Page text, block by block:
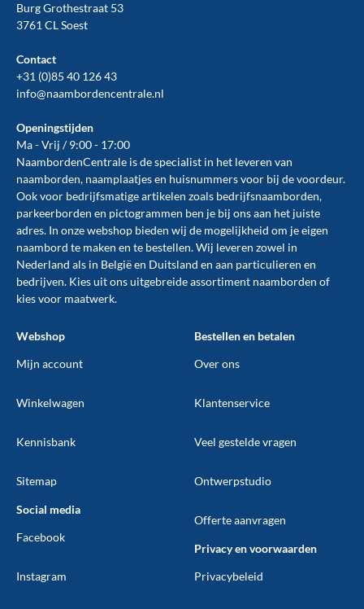
Burg Grothestraat 53
3761 CL Soest
Contact
+31 (0)85 40 126 43
info@naambordencentrale.nl
Openingstijden
Ma - Vrij / 9:00 - 17:00
NaambordenCentrale is de specialist in het leveren van
naamborden, naamplaatjes en huisnummers voor bij devoordeur.
Ook voor bedrijfsmatige artikelen zoals bedrijfsnaamborden,
parkeerborden en pictogrammen ben je bij ons aan het juiste
adres. In onze webshop bieden wij de mogelijkheid om je eigen
naambord te maken en te bestellen. Wij leveren zowel in
Nederland als in België en Duitsland en aan particulieren en
bedrijven. Kies uit ons uitgebreide assortiment naamborden of
kies voor maatwerk.
Webshop
Mijn account
Winkelwagen
Kennisbank
Sitemap
Social media
Facebook
Instagram
Bestellen en betalen
Over ons
Klantenservice
Veel gestelde vragen
Ontwerpstudio
Offerte aanvragen
Privacy en voorwaarden
Privacybeleid